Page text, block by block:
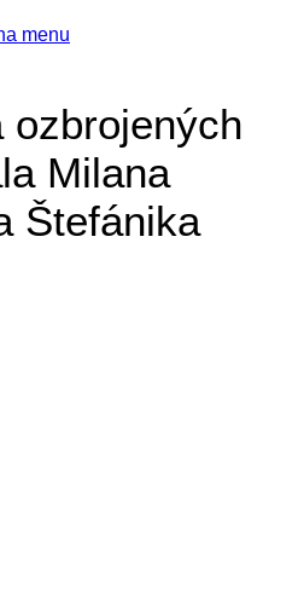
menu
ozbrojených
Milana
Štefánika